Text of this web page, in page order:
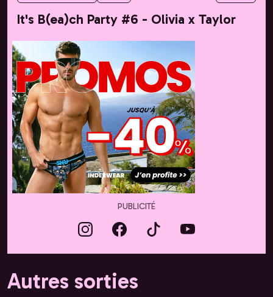
It's B(ea)ch Party #6 - Olivia x Taylor
PUBLICITÉ
Autres sorties